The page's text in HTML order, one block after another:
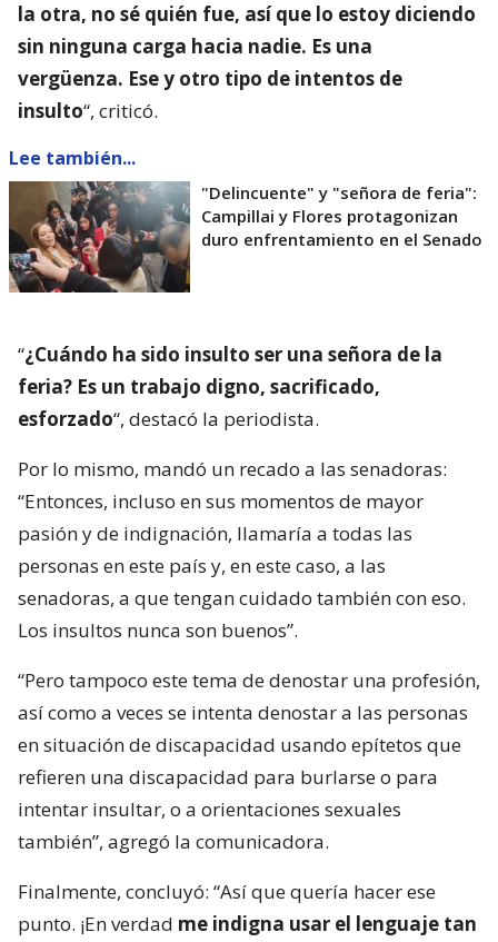
la otra, no sé quién fue, así que lo estoy diciendo
sin ninguna carga hacia nadie. Es una
vergüenza. Ese y otro tipo de intentos de
insulto“, criticó.
Lee también...
"Delincuente" y "señora de feria":
Campillai y Flores protagonizan
duro enfrentamiento en el Senado
“¿Cuándo ha sido insulto ser una señora de la
feria? Es un trabajo digno, sacrificado,
esforzado“, destacó la periodista.
Por lo mismo, mandó un recado a las senadoras:
“Entonces, incluso en sus momentos de mayor
pasión y de indignación, llamaría a todas las
personas en este país y, en este caso, a las
senadoras, a que tengan cuidado también con eso.
Los insultos nunca son buenos”.
“Pero tampoco este tema de denostar una profesión,
así como a veces se intenta denostar a las personas
en situación de discapacidad usando epítetos que
refieren una discapacidad para burlarse o para
intentar insultar, o a orientaciones sexuales
también”, agregó la comunicadora.
Finalmente, concluyó: “Así que quería hacer ese
punto. ¡En verdad me indigna usar el lenguaje tan